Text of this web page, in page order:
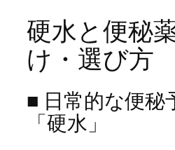
硬水と便秘
け・選び方
■ 日常的な便秘
「硬水」